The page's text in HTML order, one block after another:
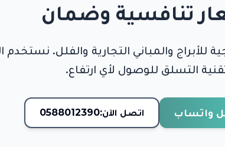
تنافسية وضمان
للأبراج والمباني التجارية والفلل. نستخدم
التسلق للوصول لأي ارتفاع.
واتساب اتصل الآن:0588012390